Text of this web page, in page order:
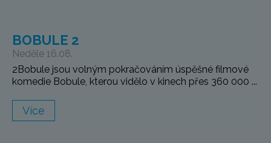
BOBULE 2
Neděle 16.08.
2Bobule jsou volným pokračováním úspěšné filmové
komedie Bobule, kterou vidělo v kinech přes 360 000 ...
Více